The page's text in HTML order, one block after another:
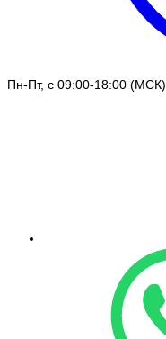
Пн-Пт, с 09:00-18:00 (МСК)